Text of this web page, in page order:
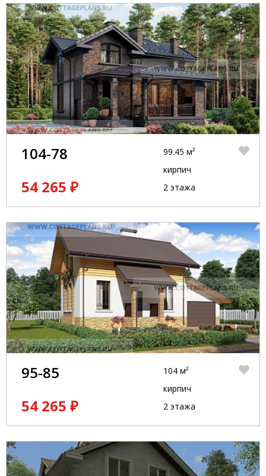
104-78
54 265 ₽
99.45 м²
кирпич
2 этажа
95-85
54 265 ₽
104 м²
кирпич
2 этажа